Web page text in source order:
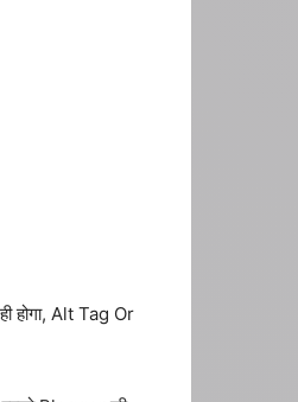
होगा, Alt Tag Or